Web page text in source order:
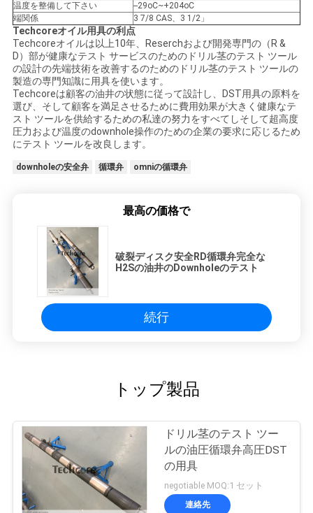
PRIVACY
POLICY
温度を整備して下さい
--29oC~+204oC
端関係
3 7/8 CAS、3 1/2」
Techcoreオイル用具の利点
Techcoreオイルは以上10年、Reserchおよび開発専門の（R &
D）部が健康なテスト サービスのためのドリル茎のテスト ツール
の設計の先端技術を改善するのためのドリル茎のテスト ツールの
製造の専門知識に用具を使います。
Techcoreは顧客の油井の状態に従って設計し、DST用具の原料を
選び、そして顧客を満足させるために費用効果が大きく健康なテ
スト ツールを供給するための私達の努力をすべてしそして超高度
圧力および温度のdownhole操作のための企業の要求に応じるため
にテスト ツールを改良します。
downholeの安全弁 循環弁 omniの循環弁
最高の価格で
破裂ディスク安全RD循環弁完全な
H2Sの油井のDownholeのテスト
続行
トップ製品
ドリル茎のテスト ツー
ルの油圧循環弁高圧DST
の用具
negotiable MOQ:1 セット
連絡先